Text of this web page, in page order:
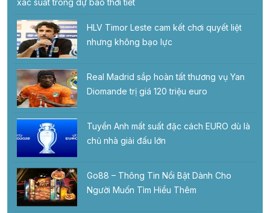
xác suất trong dự báo thời tiết
HLV Timor Leste cam kết chơi quyết liệt
nhưng không bạo lực
Real Madrid sắp hoàn tất thương vụ Yan
Diomande trị giá 120 triệu euro
Tuyển Anh mất suất đặc cách EURO dù là
chủ nhà giải đấu lớn
Go88 – Thông Tin Nổi Bật Dành Cho
Người Muốn Tìm Hiểu Thêm